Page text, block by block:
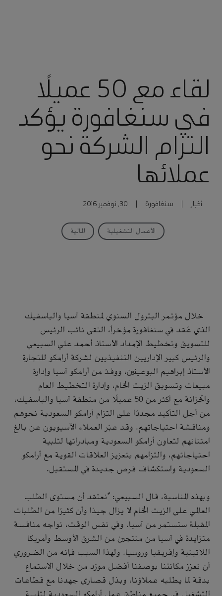
لقاء مع 50 عميلًا
في سنغافورة يؤكد
التزام الشركة نحو
عملائها
أخبار سنغافورة 30, نوفمبر 2016
الأعمال التشغيلية المالية
خلال مؤتمر البترول السنوي لمنطقة آسيا والباسفيك
الذي عُقد في سنغافورة مؤخراً، التقى نائب الرئيس
للتسويق وتخطيط الإمداد الأستاذ أحمد علي السبيعي
والرئيس كبير الإداريين التنفيذيين لشركة أرامكو للتجارة
الأستاذ إبراهيم البوعينين، ووفدٌ من أرامكو آسيا وإدارة
مبيعات وتسويق الزيت الخام، وإدارة التخطيط العام
والخزانة مع أكثر من 50 عميلًا من منطقة آسيا والباسفيك،
من أجل التأكيد مجددًا على التزام أرامكو السعودية نحوهم
ومناقشة احتياجاتهم. وقد عبّر العملاء الآسيويون عن بالغ
امتنانهم لتعاون أرامكو السعودية ومبادراتها لتلبية
احتياجاتهم، والتزامهم بتعزيز العلاقات القوية مع أرامكو
السعودية واستكشاف فرص جديدة في المستقبل.
وبهذه المناسبة، قال السبيعي: "نعتقد أن مستوى الطلب
العالمي على الزيت الخام لا يزال جيدًا وأن كثيرًا من الطلبات
المقبلة ستستمر من آسيا. وفي نفس الوقت، نواجه منافسة
متزايدة في آسيا من منتجين من الشرق الأوسط وأمريكا
اللاتينية وإفريقيا وروسيا. ولهذا السبب فإنه من الضروري
أن نعزز مكانتنا بوصفنا أفضل مورّد من خلال الاستماع
بدقة لما يطلبه عملاؤنا، وبذل قصارى جهدنا مع قطاعات